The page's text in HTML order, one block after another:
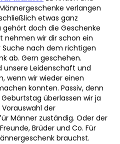
verlangen
etwas ganz
gehört doch die Geschenke
nehmen wir dir schon ein
nach dem richtigen
ab. Gern geschehen.
unsere Leidenschaft und
wenn wir wieder einen
konnten. Passiv, denn
überlassen wir ja
der
Männer zuständig. Oder der
Brüder und Co. Für
brauchst.